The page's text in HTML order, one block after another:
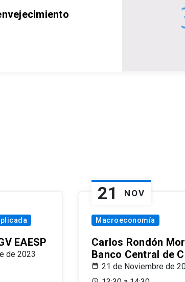
EAESP
de 2023
21 NOV
Macroeconomía
Carlos Rondón
Banco Central de
21 de Noviembre de